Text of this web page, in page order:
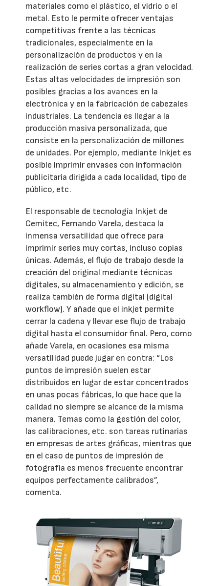
materiales como el plástico, el vidrio o el
metal. Esto le permite ofrecer ventajas
competitivas frente a las técnicas
tradicionales, especialmente en la
personalización de productos y en la
realización de series cortas a gran velocidad.
Estas altas velocidades de impresión son
posibles gracias a los avances en la
electrónica y en la fabricación de cabezales
industriales. La tendencia es llegar a la
producción masiva personalizada, que
consiste en la personalización de millones
de unidades. Por ejemplo, mediante Inkjet es
posible imprimir envases con información
publicitaria dirigida a cada localidad, tipo de
público, etc.
El responsable de tecnología Inkjet de
Cemitec, Fernando Varela, destaca la
inmensa versatilidad que ofrece para
imprimir series muy cortas, incluso copias
únicas. Además, el flujo de trabajo desde la
creación del original mediante técnicas
digitales, su almacenamiento y edición, se
realiza también de forma digital (digital
workflow). Y añade que el inkjet permite
cerrar la cadena y llevar ese flujo de trabajo
digital hasta el consumidor final. Pero, como
añade Varela, en ocasiones esa misma
versatilidad puede jugar en contra: “Los
puntos de impresión suelen estar
distribuidos en lugar de estar concentrados
en unas pocas fábricas, lo que hace que la
calidad no siempre se alcance de la misma
manera. Temas como la gestión del color,
las calibraciones, etc. son tareas rutinarias
en empresas de artes gráficas, mientras que
en el caso de puntos de impresión de
fotografía es menos frecuente encontrar
equipos perfectamente calibrados”,
comenta.